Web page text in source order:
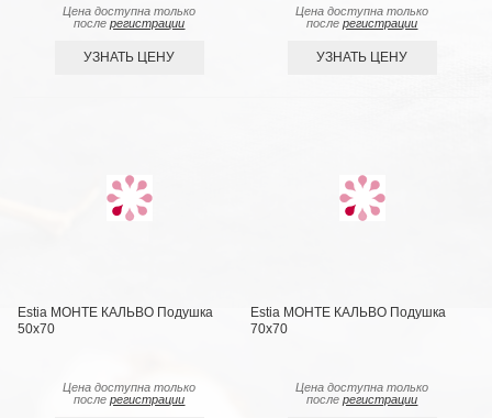
Цена доступна только
послерегистрации
УЗНАТЬ ЦЕНУ
Цена доступна только
послерегистрации
УЗНАТЬ ЦЕНУ
Estia МОНТЕ КАЛЬВО Подушка
50х70
Цена доступна только
послерегистрации
Estia МОНТЕ КАЛЬВО Подушка
70х70
Цена доступна только
послерегистрации